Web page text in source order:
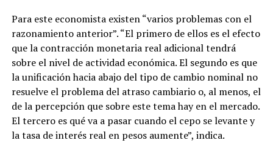
Para este economista existen “varios problemas con el
razonamiento anterior”. “El primero de ellos es el efecto
que la contracción monetaria real adicional tendrá
sobre el nivel de actividad económica. El segundo es que
la unificación hacia abajo del tipo de cambio nominal no
resuelve el problema del atraso cambiario o, al menos, el
de la percepción que sobre este tema hay en el mercado.
El tercero es qué va a pasar cuando el cepo se levante y
la tasa de interés real en pesos aumente”, indica.